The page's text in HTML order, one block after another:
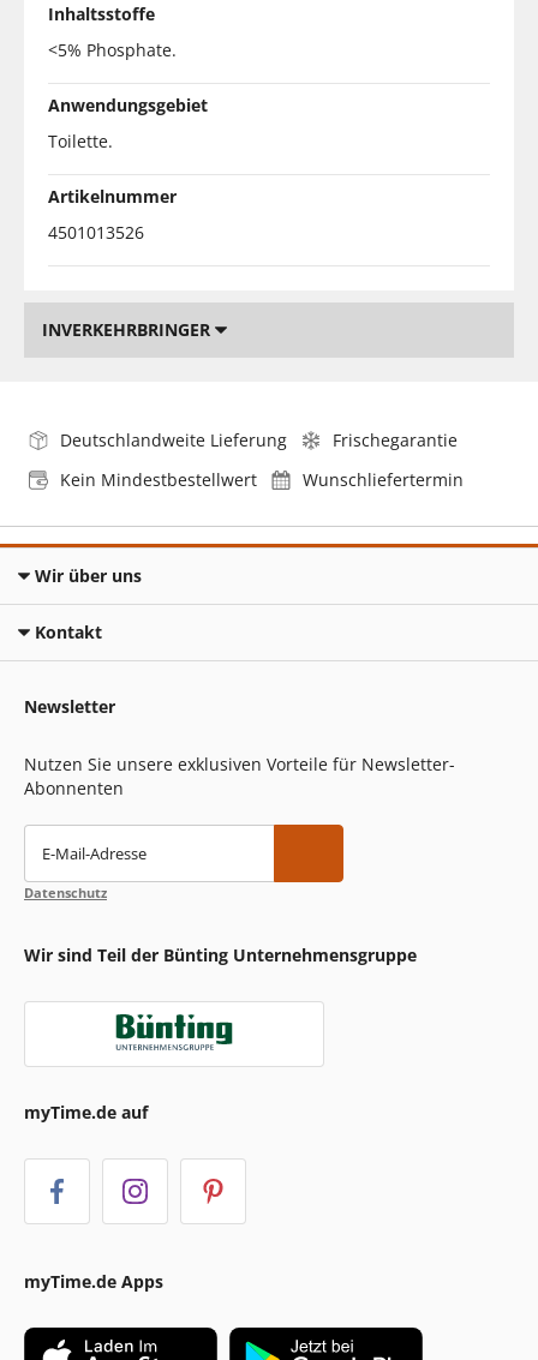
Inhaltsstoffe
<5% Phosphate.
Anwendungsgebiet
Toilette.
Artikelnummer
4501013526
INVERKEHRBRINGER
Deutschlandweite Lieferung
Frischegarantie
Kein Mindestbestellwert
Wunschliefertermin
Wir über uns
Kontakt
Newsletter
Nutzen Sie unsere exklusiven Vorteile für Newsletter-
Abonnenten
E-Mail-Adresse
Datenschutz
Wir sind Teil der Bünting Unternehmensgruppe
myTime.de auf
myTime.de Apps